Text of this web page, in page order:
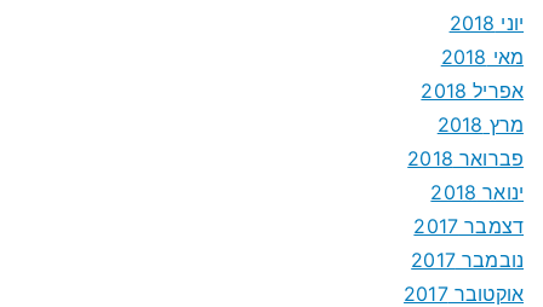
יוני 2018
מאי 2018
אפריל 2018
מרץ 2018
פברואר 2018
ינואר 2018
דצמבר 2017
נובמבר 2017
אוקטובר 2017